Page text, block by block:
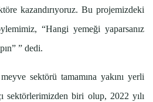
kazandırıyoruz. Bu projemizdeki
“Hangi yemeği yaparsanız
” dedi.
sektörü tamamına yakını yerli
sektörlerimizden biri olup, 2022 yılı